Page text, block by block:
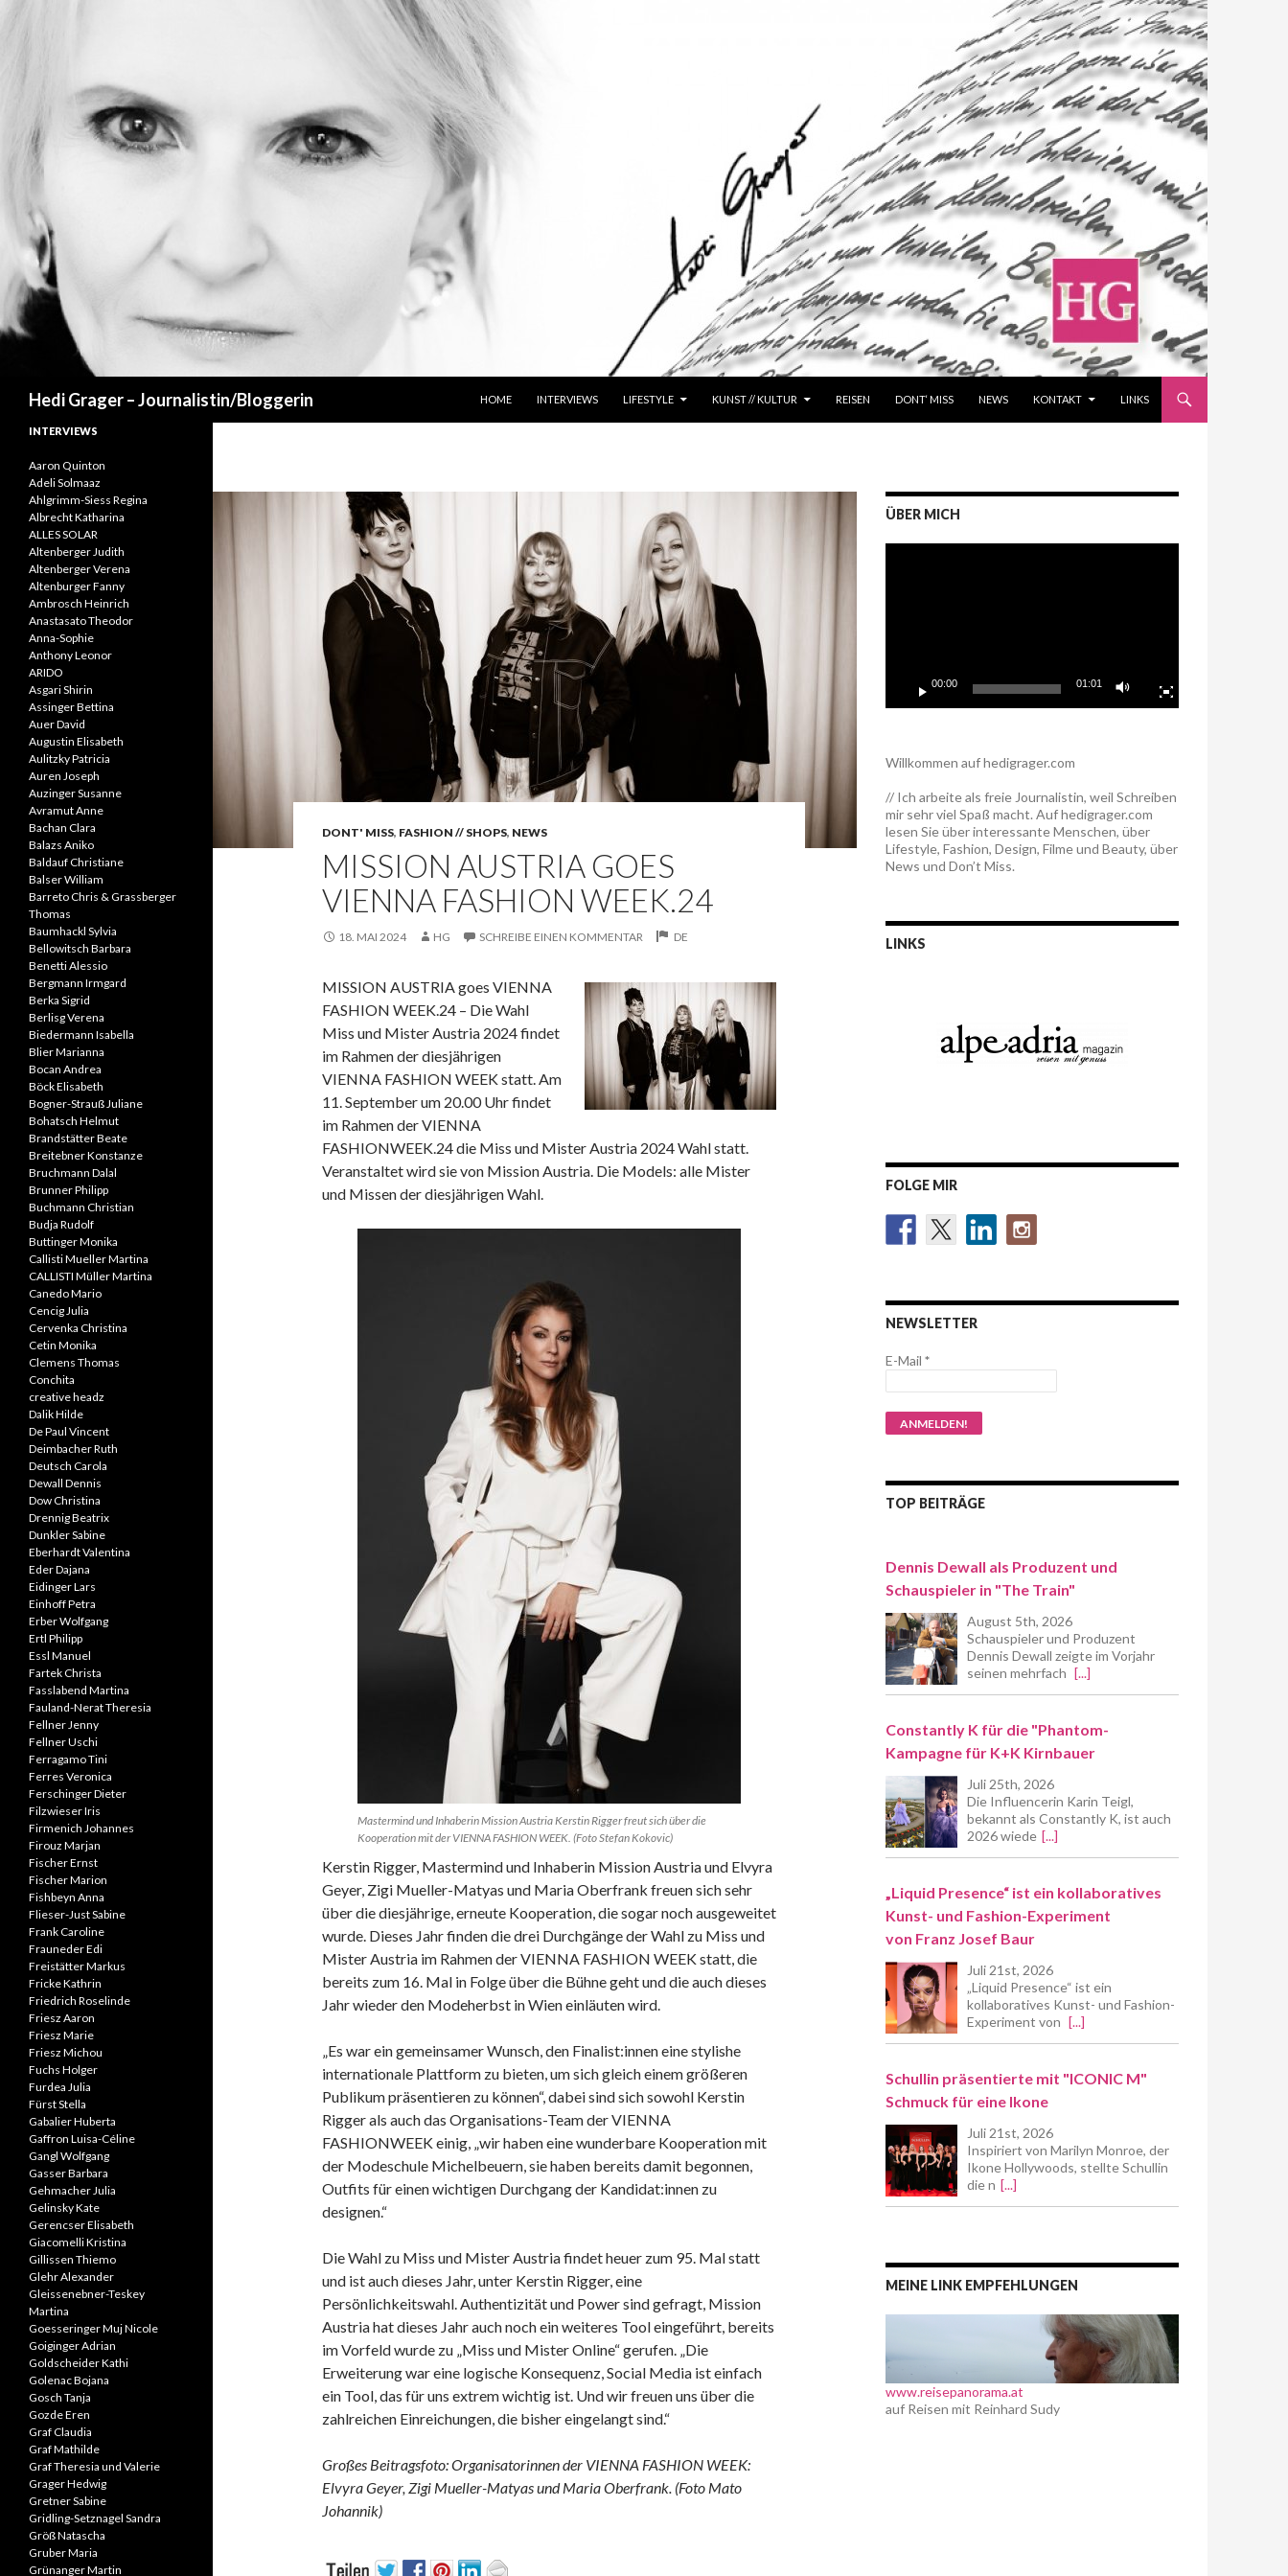
Hedi Grager – Journalistin/Bloggerin
HOME
INTERVIEWS LIFESTYLE KUNST // KULTUR REISEN DONT‘ MISS NEWS KONTAKT LINKS
DONT' MISS, FASHION // SHOPS, NEWS
MISSION AUSTRIA GOES
VIENNA FASHION WEEK.24
18. MAI 2024 HG SCHREIBE EINEN KOMMENTAR DE
MISSION AUSTRIA goes VIENNA
FASHION WEEK.24 – Die Wahl
Miss und Mister Austria 2024 findet
im Rahmen der diesjährigen
VIENNA FASHION WEEK statt.Am
11. September um 20.00 Uhr findet
im Rahmen der VIENNA
FASHIONWEEK.24 die Miss und Mister Austria 2024 Wahl statt.
Veranstaltet wird sie von Mission Austria. Die Models: alle Mister
und Missen der diesjährigen Wahl.
Mastermind und Inhaberin Mission Austria Kerstin Rigger freut sich über die
Kooperation mit der VIENNA FASHION WEEK. (Foto Stefan Kokovic)
Kerstin Rigger, Mastermind und Inhaberin Mission Austria und Elvyra
Geyer, Zigi Mueller-Matyas und Maria Oberfrank freuen sich sehr
über die diesjährige, erneute Kooperation, die sogar noch ausgeweitet
wurde. Dieses Jahr finden die drei Durchgänge der Wahl zu Miss und
Mister Austria im Rahmen der VIENNA FASHION WEEK statt, die
bereits zum 16. Mal in Folge über die Bühne geht und die auch dieses
Jahr wieder den Modeherbst in Wien einläuten wird.
„Es war ein gemeinsamer Wunsch, den Finalist:innen eine stylishe
internationale Plattform zu bieten, um sich gleich einem größeren
Publikum präsentieren zu können“, dabei sind sich sowohl Kerstin
Rigger als auch das Organisations-Team der VIENNA
FASHIONWEEK einig, „wir haben eine wunderbare Kooperation mit
der Modeschule Michelbeuern, sie haben bereits damit begonnen,
Outfits für einen wichtigen Durchgang der Kandidat:innen zu
designen.“
Die Wahl zu Miss und Mister Austria findet heuer zum 95. Mal statt
und ist auch dieses Jahr, unter Kerstin Rigger, eine
Persönlichkeitswahl. Authentizität und Power sind gefragt, Mission
Austria hat dieses Jahr auch noch ein weiteres Tool eingeführt, bereits
im Vorfeld wurde zu „Miss und Mister Online“ gerufen. „Die
Erweiterung war eine logische Konsequenz, Social Media ist einfach
ein Tool, das für uns extrem wichtig ist. Und wir freuen uns über die
zahlreichen Einreichungen, die bisher eingelangt sind.“
Großes Beitragsfoto: Organisatorinnen der VIENNA FASHION WEEK:
Elvyra Geyer, Zigi Mueller-Matyas und Maria Oberfrank. (Foto Mato
Johannik)
ÜBER MICH
00:00 01:01
Willkommen auf hedigrager.com
// Ich arbeite als freie Journalistin, weil Schreiben
mir sehr viel Spaß macht. Auf hedigrager.com
lesen Sie über interessante Menschen, über
Lifestyle, Fashion, Design, Filme und Beauty, über
News und Don’t Miss.
LINKS
FOLGE MIR
NEWSLETTER
E-Mail *
TOP BEITRÄGE
Dennis Dewall als Produzent und
Schauspieler in "The Train"
August 5th, 2026
Schauspieler und Produzent
Dennis Dewall zeigte im Vorjahr
seinen mehrfach [...]
Constantly K für die "Phantom-
Kampagne für K+K Kirnbauer
Juli 25th, 2026
Die Influencerin Karin Teigl,
bekannt als Constantly K, ist auch
2026 wiede [...]
„Liquid Presence“ ist ein kollaboratives
Kunst- und Fashion-Experiment
von Franz Josef Baur
Juli 21st, 2026
„Liquid Presence“ ist ein
kollaboratives Kunst- und Fashion-
Experiment von [...]
Schullin präsentierte mit "ICONIC M"
Schmuck für eine Ikone
Juli 21st, 2026
Inspiriert von Marilyn Monroe, der
Ikone Hollywoods, stellte Schullin
die n [...]
MEINE LINK EMPFEHLUNGEN
www.reisepanorama.at
auf Reisen mit Reinhard Sudy
INTERVIEWS
Aaron Quinton
Adeli Solmaaz
Ahlgrimm-Siess Regina
Albrecht Katharina
ALLES SOLAR
Altenberger Judith
Altenberger Verena
Altenburger Fanny
Ambrosch Heinrich
Anastasato Theodor
Anna-Sophie
Anthony Leonor
ARIDO
Asgari Shirin
Assinger Bettina
Auer David
Augustin Elisabeth
Aulitzky Patricia
Auren Joseph
Auzinger Susanne
Avramut Anne
Bachan Clara
Balazs Aniko
Baldauf Christiane
Balser William
Barreto Chris & Grassberger
Thomas
Baumhackl Sylvia
Bellowitsch Barbara
Benetti Alessio
Bergmann Irmgard
Berka Sigrid
Berlisg Verena
Biedermann Isabella
Blier Marianna
Bocan Andrea
Böck Elisabeth
Bogner-Strauß Juliane
Bohatsch Helmut
Brandstätter Beate
Breitebner Konstanze
Bruchmann Dalal
Brunner Philipp
Buchmann Christian
Budja Rudolf
Buttinger Monika
Callisti Mueller Martina
CALLISTI Müller Martina
Canedo Mario
Cencig Julia
Cervenka Christina
Cetin Monika
Clemens Thomas
Conchita
creative headz
Dalik Hilde
De Paul Vincent
Deimbacher Ruth
Deutsch Carola
Dewall Dennis
Dow Christina
Drennig Beatrix
Dunkler Sabine
Eberhardt Valentina
Eder Dajana
Eidinger Lars
Einhoff Petra
Erber Wolfgang
Ertl Philipp
Essl Manuel
Fartek Christa
Fasslabend Martina
Fauland-Nerat Theresia
Fellner Jenny
Fellner Uschi
Ferragamo Tini
Ferres Veronica
Ferschinger Dieter
Filzwieser Iris
Firmenich Johannes
Firouz Marjan
Fischer Ernst
Fischer Marion
Fishbeyn Anna
Flieser-Just Sabine
Frank Caroline
Frauneder Edi
Freistätter Markus
Fricke Kathrin
Friedrich Roselinde
Friesz Aaron
Friesz Marie
Friesz Michou
Fuchs Holger
Furdea Julia
Fürst Stella
Gabalier Huberta
Gaffron Luisa-Céline
Gangl Wolfgang
Gasser Barbara
Gehmacher Julia
Gelinsky Kate
Gerencser Elisabeth
Giacomelli Kristina
Gillissen Thiemo
Glehr Alexander
Gleissenebner-Teskey
Martina
Goesseringer Muj Nicole
Goiginger Adrian
Goldscheider Kathi
Golenac Bojana
Gosch Tanja
Gozde Eren
Graf Claudia
Graf Mathilde
Graf Theresia und Valerie
Grager Hedwig
Gretner Sabine
Gridling-Setznagel Sandra
Größ Natascha
Gruber Maria
Grünanger Martin